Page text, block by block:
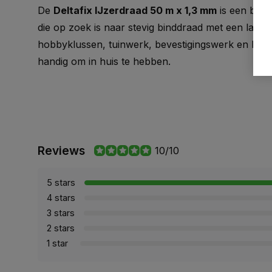
De Deltafix IJzerdraad 50 m x 1,3 mm is een
die op zoek is naar stevig binddraad met een
hobbyklussen, tuinwerk, bevestigingswerk en
handig om in huis te hebben.
Reviews 10/10
5 stars
4 stars
3 stars
2 stars
1 star